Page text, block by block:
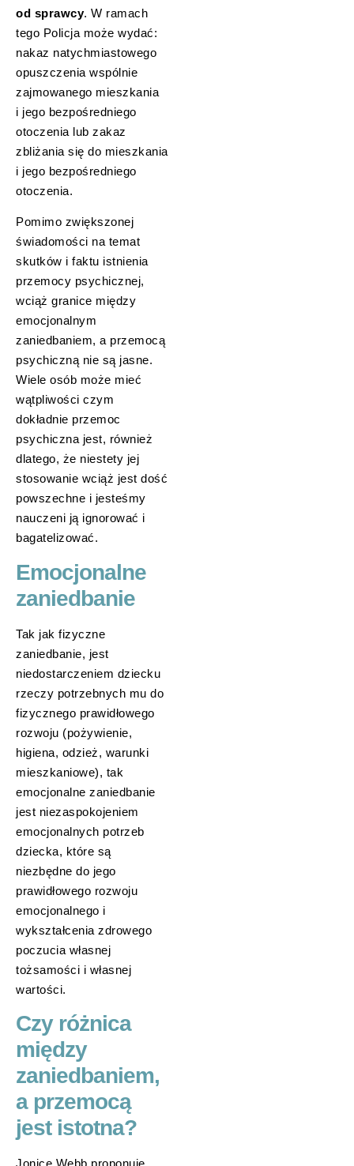
od sprawcy. W ramach
tego Policja może wydać:
nakaz natychmiastowego
opuszczenia wspólnie
zajmowanego mieszkania
i jego bezpośredniego
otoczenia lub zakaz
zbliżania się do mieszkania
i jego bezpośredniego
otoczenia.
Pomimo zwiększonej
świadomości na temat
skutków i faktu istnienia
przemocy psychicznej,
wciąż granice między
emocjonalnym
zaniedbaniem, a przemocą
psychiczną nie są jasne.
Wiele osób może mieć
wątpliwości czym
dokładnie przemoc
psychiczna jest, również
dlatego, że niestety jej
stosowanie wciąż jest dość
powszechne i jesteśmy
nauczeni ją ignorować i
bagatelizować.
Emocjonalne
zaniedbanie
Tak jak fizyczne
zaniedbanie, jest
niedostarczeniem dziecku
rzeczy potrzebnych mu do
fizycznego prawidłowego
rozwoju (pożywienie,
higiena, odzież, warunki
mieszkaniowe), tak
emocjonalne zaniedbanie
jest niezaspokojeniem
emocjonalnych potrzeb
dziecka, które są
niezbędne do jego
prawidłowego rozwoju
emocjonalnego i
wykształcenia zdrowego
poczucia własnej
tożsamości i własnej
wartości.
Czy różnica
między
zaniedbaniem,
a przemocą
jest istotna?